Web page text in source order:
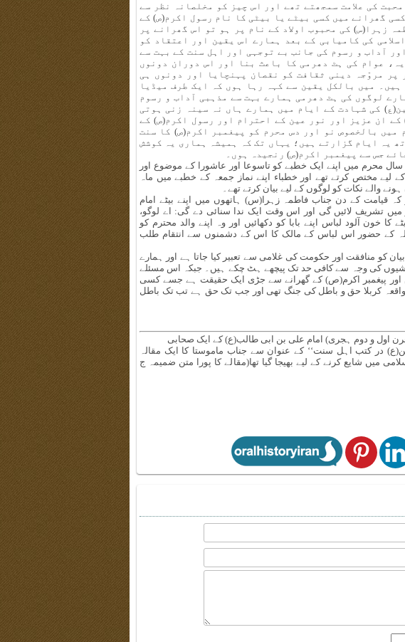
کی علامت سمجھتے تھے اور اس چیز کو مخلصانہ نظر سے
گھرانے میں کسی بیٹے یا بیٹی کا نام رسول اکرم(ص) کے
زہرا(س) کی محبوب اولاد کے نام پر ہو تو اس گھرانے پر
کی کامیابی کے بعد ہمارے اس یقین اور اعتقاد کو
آداب و رسوم کی جانب بے توجہی اور اہل سنت کے بہت سے
عوام کی ہٹ دھرمی کا باعث بنا اور اس دوران دونوں
پر مروّجہ دینی ثقافت کو نقصان پہنچایا اور دونوں ہی
میں بالکل یقین سے کہہ رہا ہوں کہ ایک طرف میڈیا
لوگوں کی ہٹ دھرمی ہمارے بہت سے مذہبی آداب و رسوم
کی شہادت کے ایام میں ہمارے ہاں نہ سینہ زنی ہوتی
ان عزیز اور نور عین کے احترام اور رسول اکرم(ص) کے
میں بالخصوص نو اور دس محرم کو پیغمبر اکرم(ص) کا سنت
یہ ایام گزارتے ہیں؛ یہاں تک کہ ہمیشہ ہماری یہ کوشش
جس سے پیغمبر اکرم(ص) رنجیدہ ہوں۔
محرم میں اپنے ایک خطبے کو تاسوعا اور عاشورا کے موضوع اور
لیے مختص کرتے تھے اور خطباء اپنے نماز جمعہ کے خطبے میں ماہ
والے نکات کو لوگوں کے لیے بیان کرتے تھے۔
قیامت کے دن جناب فاطمہ زہرا(س) ہاتھوں میں اپنے بیٹے امام
تشریف لائیں گی اور اس وقت ایک ندا سنائی دے گی: اے لوگو،
خون آلود لباس اپنے بابا کو دکھائیں اور وہ اپنے والد محترم کو
کے حضور اس لباس کے مالک کا اس کے دشمنوں سے انتقام طلب
کو منافقت اور حکومت کی غلامی سے تعبیر کیا جاتا ہے اور ہمارے
کی وجہ سے کافی حد تک پیچھے ہٹ چکے ہیں۔ جبکہ اس مسئلے
اور پیغمبر اکرم(ص) کے گھرانے سے جڑی ایک حقیقت ہے جسے کسی
واقعہ کربلا حق و باطل کی جنگ تھی اور جب تک حق ہے تب تک باطل
اول و دوم ہجری) امام علی بن ابی طالب(ع) کے ایک صحابی
در کتب اہل سنت‘‘ کے عنوان سے جناب ماموستا کا ایک مقالہ
میں شایع کرنے کے لیے بھیجا گیا تھا(مقالے کا پورا متن ضمیمہ ج